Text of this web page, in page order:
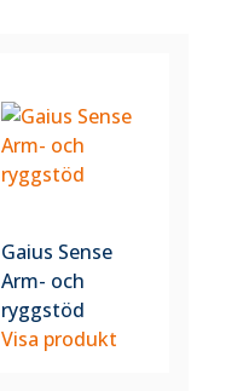
Gaius Sense
Arm- och
ryggstöd
Visa produkt